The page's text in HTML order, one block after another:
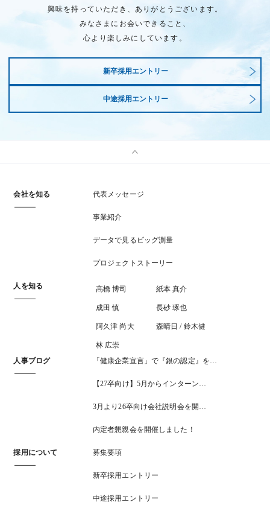
興味を持っていただき、ありがとうございます。
みなさまにお会いできること、
心より楽しみにしています。
新卒採用エントリー
中途採用エントリー
会社を知る 代表メッセージ
事業紹介
データで見るビッグ測量
プロジェクトストーリー
人を知る 高橋 博司 紙本 真介
成田 慎 長砂 琢也
阿久津 尚大 森晴日 / 鈴木健
林 広崇
人事ブログ
「健康企業宣言」で『銀の認定』を…
【27卒向け】5月からインターン…
3月より26卒向け会社説明会を開…
内定者懇親会を開催しました！
採用について 募集要項
新卒採用エントリー
中途採用エントリー